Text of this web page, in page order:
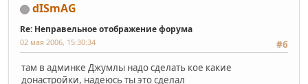
dISmAG
Re: Неправельное отображение форума
#6
02 мая 2006, 15:30:34
там в админке Джумлы надо сделать кое какие
донастройки, надеюсь ты это сделал